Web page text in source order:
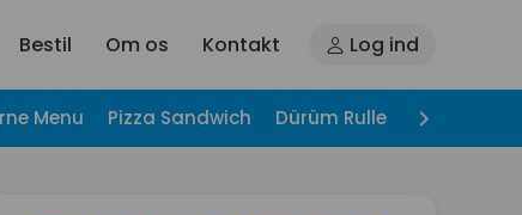
Bestil Om os Kontakt Log ind
Menu Pizza Sandwich Dürüm Rulle